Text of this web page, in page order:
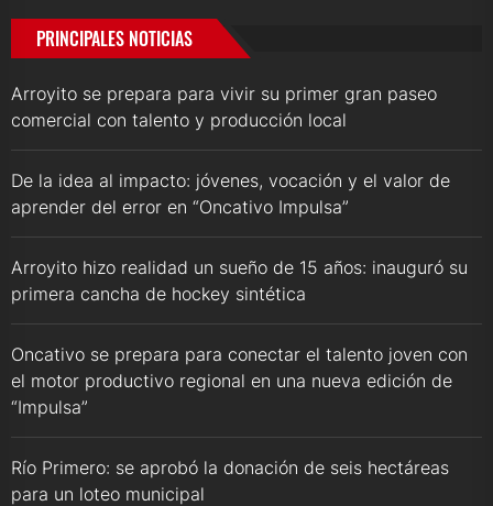
PRINCIPALES NOTICIAS
Arroyito se prepara para vivir su primer gran paseo
comercial con talento y producción local
De la idea al impacto: jóvenes, vocación y el valor de
aprender del error en “Oncativo Impulsa”
Arroyito hizo realidad un sueño de 15 años: inauguró su
primera cancha de hockey sintética
Oncativo se prepara para conectar el talento joven con
el motor productivo regional en una nueva edición de
“Impulsa”
Río Primero: se aprobó la donación de seis hectáreas
para un loteo municipal